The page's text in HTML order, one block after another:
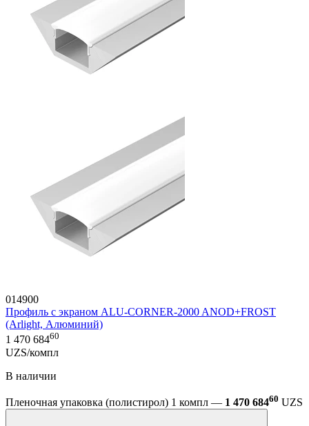
014900
Профиль с экраном ALU-CORNER-2000 ANOD+FROST
(Arlight, Алюминий)
1 470 68460
UZS/компл
В наличии
Пленочная упаковка (полистирол) 1 компл — 1 470 68460 UZS